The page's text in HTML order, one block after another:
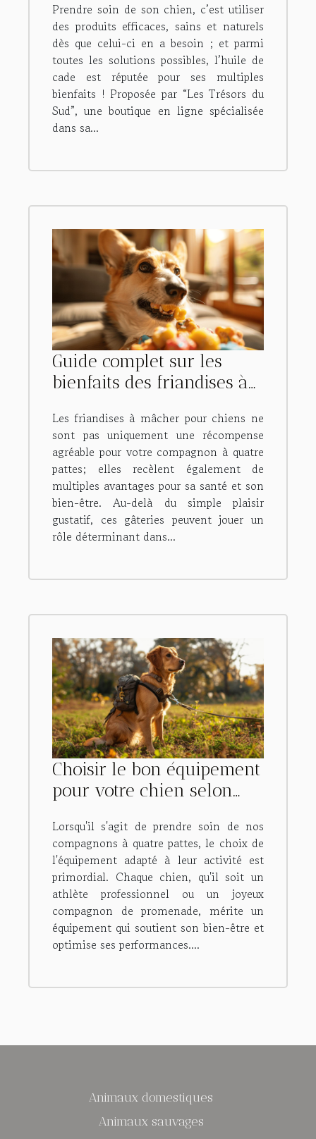
Prendre soin de son chien, c’est utiliser
des produits efficaces, sains et naturels
dès que celui-ci en a besoin ; et parmi
toutes les solutions possibles, l’huile de
cade est réputée pour ses multiples
bienfaits ! Proposée par “Les Trésors du
Sud”, une boutique en ligne spécialisée
dans sa...
Guide complet sur les
bienfaits des friandises à
Les friandises à mâcher pour chiens ne
sont pas uniquement une récompense
agréable pour votre compagnon à quatre
pattes; elles recèlent également de
multiples avantages pour sa santé et son
bien-être. Au-delà du simple plaisir
gustatif, ces gâteries peuvent jouer un
rôle déterminant dans...
Choisir le bon équipement
pour votre chien selon
Lorsqu'il s'agit de prendre soin de nos
compagnons à quatre pattes, le choix de
l'équipement adapté à leur activité est
primordial. Chaque chien, qu'il soit un
athlète professionnel ou un joyeux
compagnon de promenade, mérite un
équipement qui soutient son bien-être et
optimise ses performances....
Animaux domestiques
Animaux sauvages